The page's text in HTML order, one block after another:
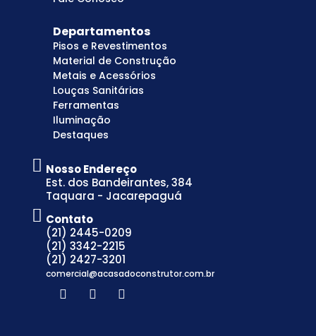
Departamentos
Pisos e Revestimentos
Material de Construção
Metais e Acessórios
Louças Sanitárias
Ferramentas
Iluminação
Destaques
Nosso Endereço
Est. dos Bandeirantes, 384
Taquara - Jacarepaguá
Contato
(21) 2445-0209
(21) 3342-2215
(21) 2427-3201
comercial@acasadoconstrutor.com.br